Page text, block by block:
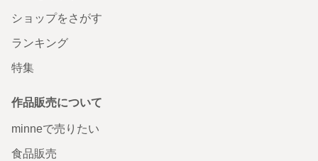
ショップをさがす
ランキング
特集
作品販売について
minneで売りたい
食品販売